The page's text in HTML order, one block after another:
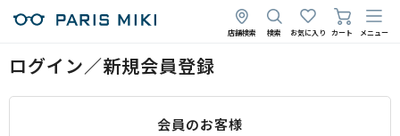
店舗検索 検索 お気に入り カート メニュー
ログイン／新規会員登録
会員のお客様